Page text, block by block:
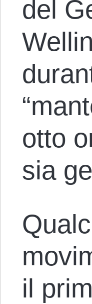
del
otto
sia
il